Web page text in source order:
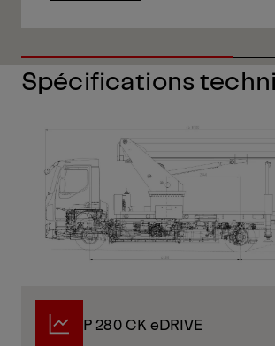
Spécifications
P 280 CK eDRIVE